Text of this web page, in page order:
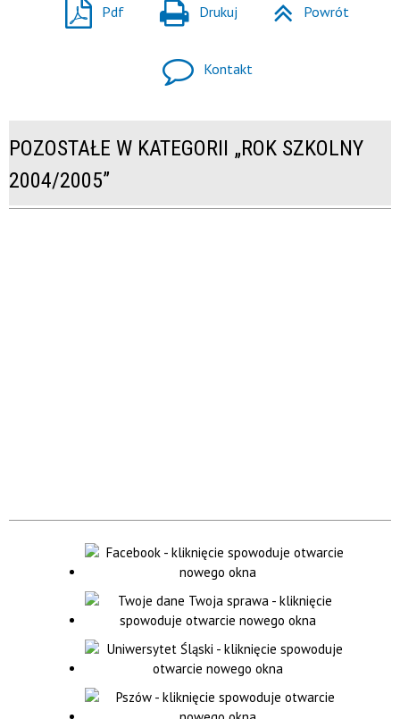
Pdf Drukuj Powrót
Kontakt
POZOSTAŁE W KATEGORII „ROK SZKOLNY
2004/2005”